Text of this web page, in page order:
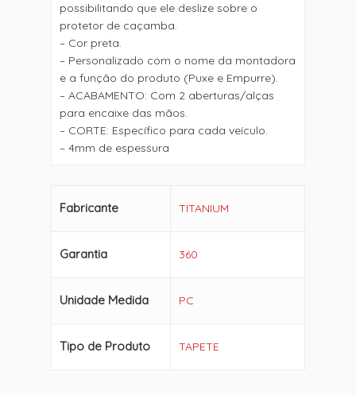
possibilitando que ele deslize sobre o
protetor de caçamba.
– Cor preta.
– Personalizado com o nome da montadora
e a função do produto (Puxe e Empurre).
– ACABAMENTO: Com 2 aberturas/alças
para encaixe das mãos.
– CORTE: Específico para cada veículo.
– 4mm de espessura
Fabricante TITANIUM
Garantia 360
Unidade Medida PC
Tipo de Produto TAPETE